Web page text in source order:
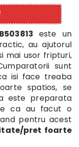
este un
au ajutorul
mai usor fripturi,
sunt
isi face treaba
spatios, se
este preparata
ca au facut o
pentru acest
pret foarte